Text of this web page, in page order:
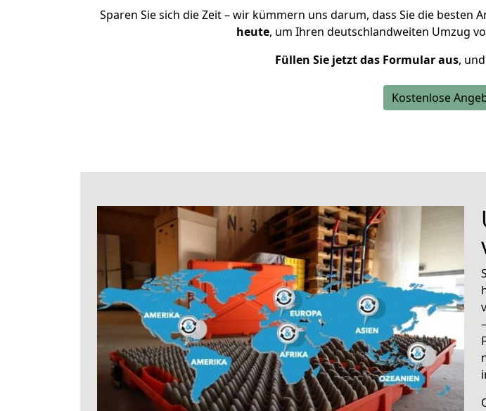
Sparen Sie sich die Zeit – wir kümmern uns darum, dass Sie die besten
heute, um Ihren deutschlandweiten Umzug
Füllen Sie jetzt das Formular aus,
Kostenlose